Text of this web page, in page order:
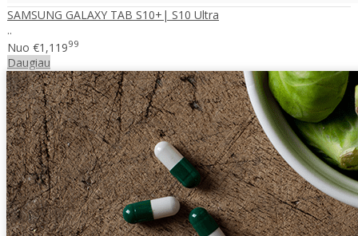
SAMSUNG GALAXY TAB S10+| S10 Ultra
..
Nuo €1,11999
Daugiau